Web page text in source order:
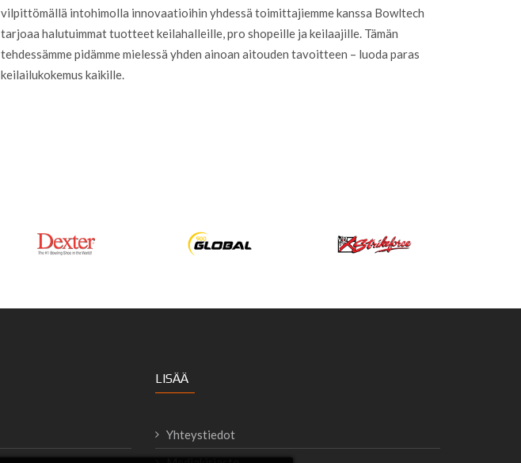
vilpittömällä intohimolla innovaatioihin yhdessä toimittajiemme kanssa Bowltech
tarjoaa halutuimmat tuotteet keilahalleille, pro shopeille ja keilaajille. Tämän
tehdessämme pidämme mielessä yhden ainoan aitouden tavoitteen – luoda paras
keilailukokemus kaikille.
LISÄÄ
Yhteystiedot